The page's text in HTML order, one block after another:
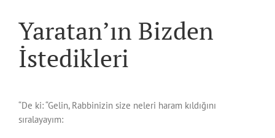
Yaratan’ın Bizden
İstedikleri
“De ki: “Gelin, Rabbinizin size neleri haram kıldığını
sıralayayım: